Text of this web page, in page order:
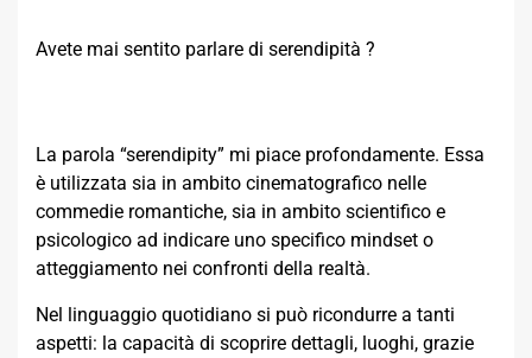
Avete mai sentito parlare di serendipità ?
La parola “serendipity” mi piace profondamente. Essa
è utilizzata sia in ambito cinematografico nelle
commedie romantiche, sia in ambito scientifico e
psicologico ad indicare uno specifico mindset o
atteggiamento nei confronti della realtà.
Nel linguaggio quotidiano si può ricondurre a tanti
aspetti: la capacità di scoprire dettagli, luoghi, grazie